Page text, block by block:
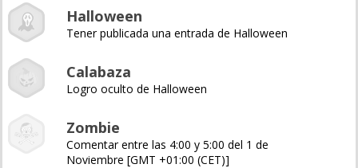
Halloween
Tener publicada una entrada de Halloween
Calabaza
Logro oculto de Halloween
Zombie
Comentar entre las 4:00 y 5:00 del 1 de
Noviembre [GMT +01:00 (CET)]